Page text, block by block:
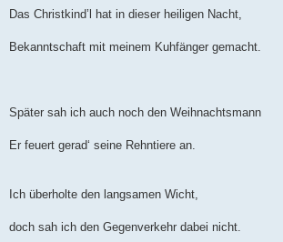
Das Christkind’l hat in dieser heiligen Nacht,
Bekanntschaft mit meinem Kuhfänger gemacht.
Später sah ich auch noch den Weihnachtsmann
Er feuert gerad‘ seine Rehntiere an.
Ich überholte den langsamen Wicht,
doch sah ich den Gegenverkehr dabei nicht.